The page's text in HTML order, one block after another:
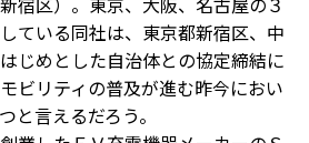
ている同社は、東京都新宿区、中
じめとした自治体との協定締結に
ビリティの普及が進む昨今におい
と言えるだろう。